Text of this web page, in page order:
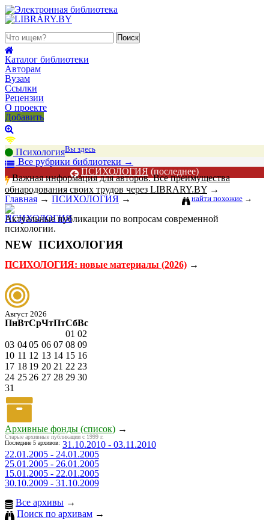
Каталог библиотеки
Авторам
Вузам
Ссылки
Рецензии
О проекте
Добавить
ПсихологияВы здесь
Все рубрики библиотеки →
ПСИХОЛОГИЯ (последнее)
Важная информация для авторов. Все преимущества
обнародования своих трудов через LIBRARY.BY →
найти похожие →
Главная → ПСИХОЛОГИЯ →
Актуальные публикации по вопросам современной
психологии.
NEW ПСИХОЛОГИЯ
ПСИХОЛОГИЯ: новые материалы (2026) →
Август 2026
ПнВтСрЧтПтСбВс
01 02
03 0405 06 07 08 09
10 11 12 13 14 15 16
17 18 19 20 21 22 23
24 25 26 27 28 29 30
31
Архивные фонды (список) →
Старые архивные публикации с 1999 г.
Последние 5 архивов: 31.10.2010 - 03.11.2010
22.01.2005 - 24.01.2005
25.01.2005 - 26.01.2005
15.01.2005 - 22.01.2005
30.10.2009 - 31.10.2009
Все архивы →
Поиск по архивам →